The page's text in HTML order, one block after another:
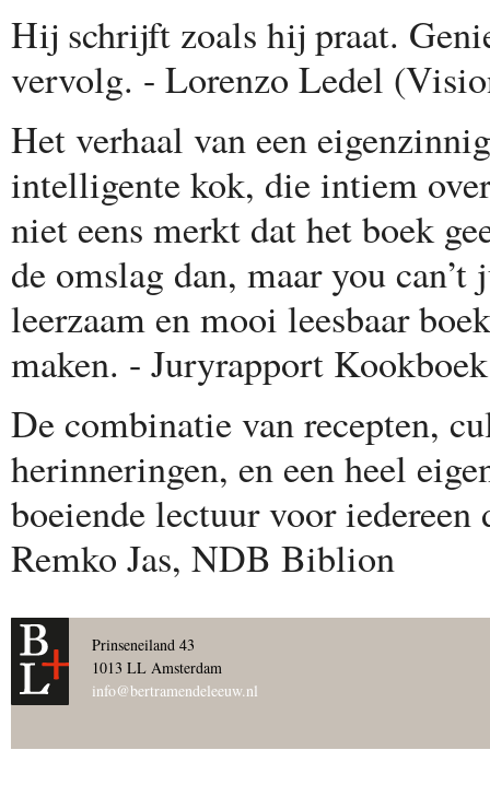
Hij schrijft zoals hij praat.
vervolg. - Lorenzo Ledel
Het verhaal van een
intelligente kok, die intiem
niet eens merkt dat het boek
de omslag dan, maar you
leerzaam en mooi leesbaar
maken. - Juryrapport
De combinatie van recepten,
herinneringen, en een heel
boeiende lectuur voor
Remko Jas, NDB Biblion
Prinseneiland 43
1013 LL Amsterdam
info@bertramendeleeuw.nl